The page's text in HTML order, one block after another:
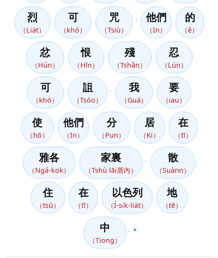
烈
（Lia̍t）
可
（khó）
咒
（Tsiù）
； 他們
（In）
的
（ê）
忿
（Hún）
恨
（Hīn）
殘
（Tshân）
忍
（Lún）
可
（khó）
詛
（Tsóo）
我
（Guá）
要
（iau）
使
（hō）
他們
（In）
分
（Pun）
居
（Ki）
在
（tī）
雅各
（Ngá-kok）
家裏
（Tshù lāi厝內）
散
（Suànn）
住
（tsū）
在
（tī）
以色列
（Í-sik-lia̍t）
地
（tē）
中
（Tiong）
▶️